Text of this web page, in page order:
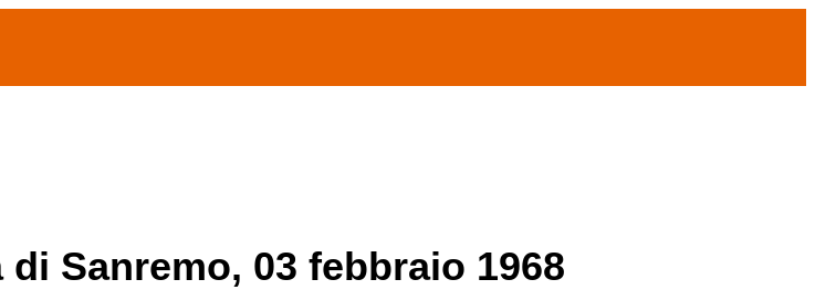
Sanremo, 03 febbraio 1968